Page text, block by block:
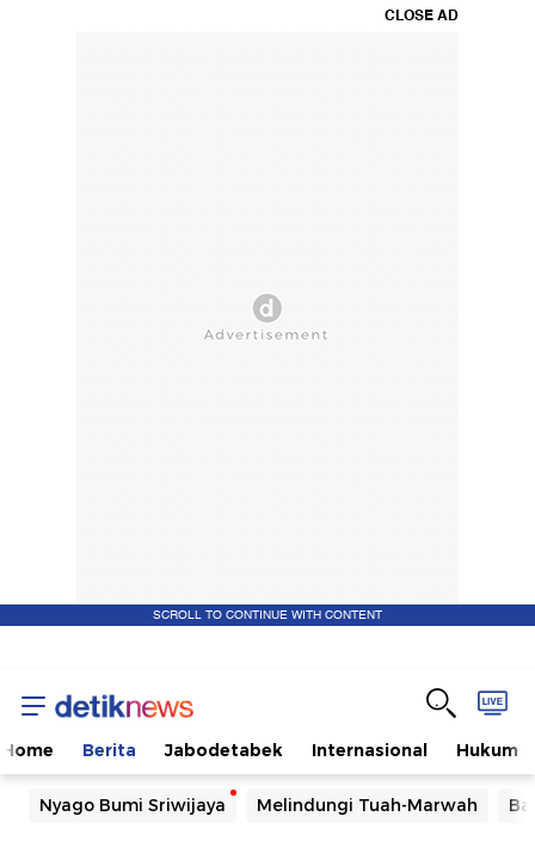
CLOSE AD
SCROLL TO CONTINUE WITH CONTENT
Home Berita Jabodetabek Internasional Hukum
Nyago Bumi Sriwijaya Melindungi Tuah-Marwah